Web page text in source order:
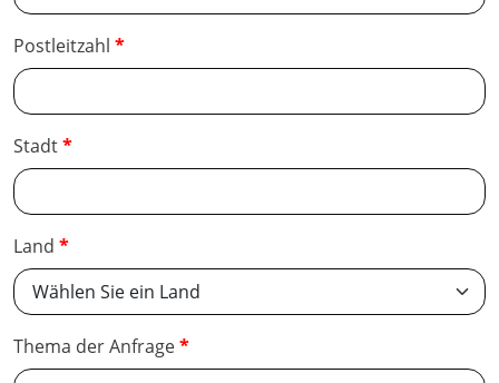
Postleitzahl
Stadt
Land
Thema der Anfrage